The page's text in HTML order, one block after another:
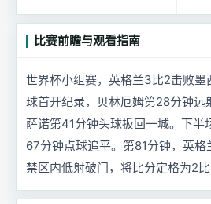
比赛前瞻与观看指南
世界杯小组赛，英格兰3比2击败墨
球首开纪录，贝林厄姆第28分钟远
萨诺第41分钟头球扳回一城。下半
67分钟点球追平。第81分钟，英
禁区内低射破门，将比分定格为2比